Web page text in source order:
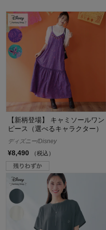
【新柄登場】 キャミソールワン
ピース（選べるキャラクター）
ディズニー/Disney
¥8,490 （税込）